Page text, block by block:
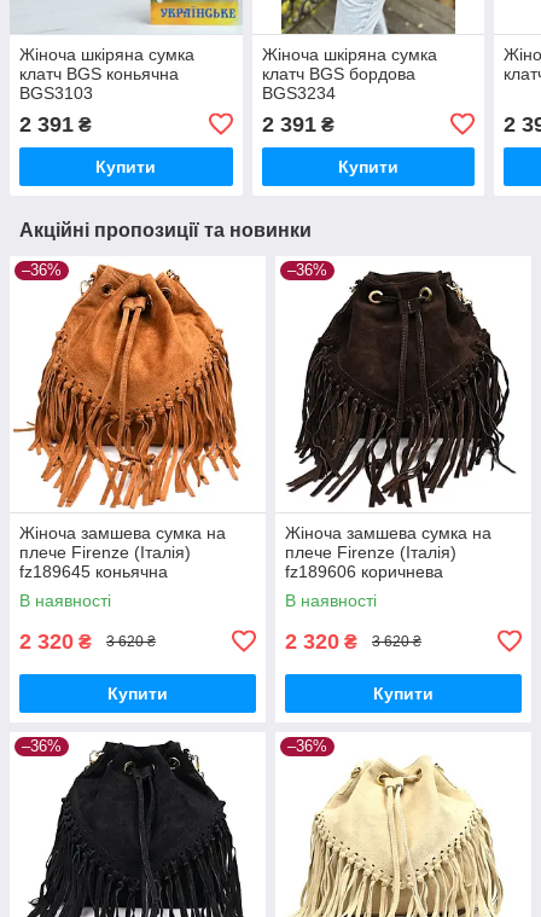
Жіноча шкіряна сумка
клатч BGS коньячна
BGS3103
2 391 ₴
Купити
Жіноча шкіряна сумка
клатч BGS бордова
BGS3234
2 391₴
Купити
2
Акційні пропозиції та новинки
–36%
Жіноча замшева сумка на
плече Firenze (Італія)
fz189645 коньячна
В наявності
2 320 ₴ 3 620 ₴
Купити
–36%
Жіноча замшева сумка на
плече Firenze (Італія)
fz189606 коричнева
В наявності
2 320 ₴ 3 620 ₴
Купити
–36% –36%